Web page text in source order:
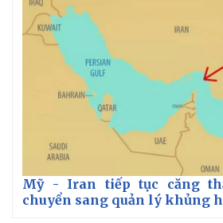
Mỹ - Iran tiếp tục căng
chuyển sang quản lý khủng